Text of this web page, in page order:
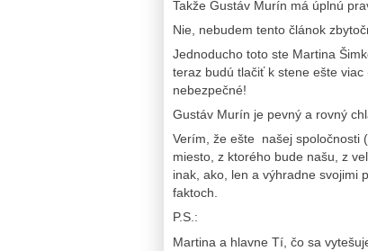
Takže Gustáv Murín má úplnú
Nie, nebudem tento článok
Jednoducho toto ste Martina
teraz budú tlačiť k stene ešte
nebezpečné!
Gustáv Murín je pevný a rovný
Verím, že ešte našej spoločnosti
miesto, z ktorého bude našu, z
inak, ako, len a výhradne svojimi
faktoch.
P.S.:
Martina a hlavne Tí, čo sa